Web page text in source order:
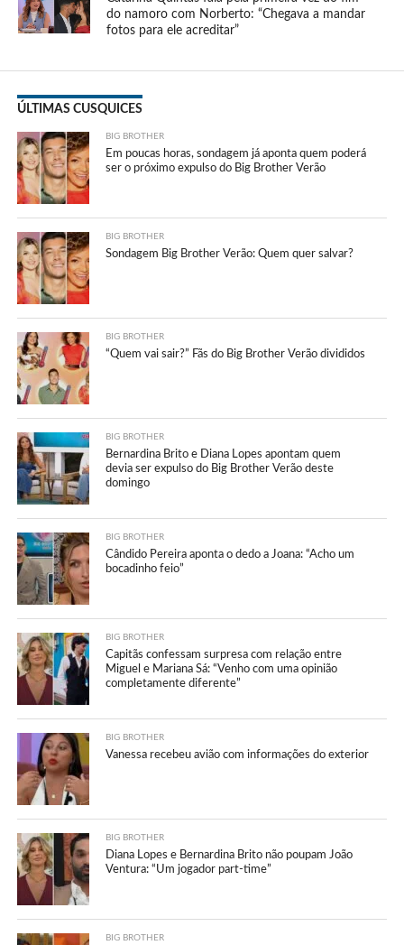
do namoro com Norberto: “Chegava a mandar
fotos para ele acreditar”
ÚLTIMAS CUSQUICES
BIG BROTHER
Em poucas horas, sondagem já aponta quem poderá
ser o próximo expulso do Big Brother Verão
BIG BROTHER
Sondagem Big Brother Verão: Quem quer salvar?
BIG BROTHER
“Quem vai sair?” Fãs do Big Brother Verão divididos
BIG BROTHER
Bernardina Brito e Diana Lopes apontam quem
devia ser expulso do Big Brother Verão deste
domingo
BIG BROTHER
Cândido Pereira aponta o dedo a Joana: “Acho um
bocadinho feio”
BIG BROTHER
Capitãs confessam surpresa com relação entre
Miguel e Mariana Sá: “Venho com uma opinião
completamente diferente”
BIG BROTHER
Vanessa recebeu avião com informações do exterior
BIG BROTHER
Diana Lopes e Bernardina Brito não poupam João
Ventura: “Um jogador part-time”
BIG BROTHER